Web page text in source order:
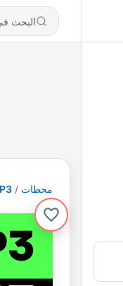
محطات